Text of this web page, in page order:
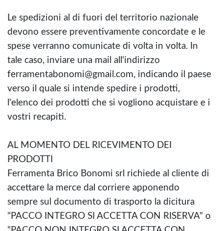
Le spedizioni al di fuori del territorio nazionale
devono essere preventivamente concordate e le
spese verranno comunicate di volta in volta. In
tale caso, inviare una mail all'indirizzo
ferramentabonomi@gmail.com, indicando il paese
verso il quale si intende spedire i prodotti,
l'elenco dei prodotti che si vogliono acquistare e i
vostri recapiti.
AL MOMENTO DEL RICEVIMENTO DEI
PRODOTTI
Ferramenta Brico Bonomi srl richiede al cliente di
accettare la merce dal corriere apponendo
sempre sul documento di trasporto la dicitura
"PACCO INTEGRO SI ACCETTA CON RISERVA" o